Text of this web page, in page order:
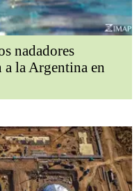
nadadores
a la Argentina en